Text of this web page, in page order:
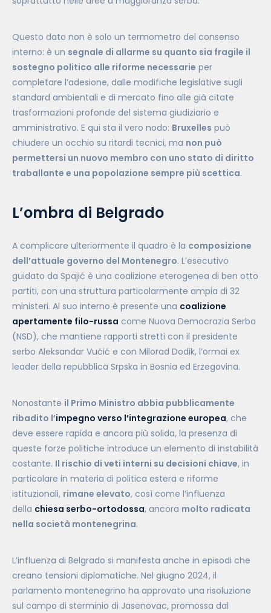
Questo dato non è solo un termometro del consenso
interno: è un segnale di allarme su quanto sia fragile il
sostegno politico alle riforme necessarie per
completare l’adesione, dalle modifiche legislative sugli
standard ambientali e di mercato fino alle già citate
trasformazioni profonde del sistema giudiziario e
amministrativo. E qui sta il vero nodo: Bruxelles può
chiudere un occhio su ritardi tecnici, ma non può
permettersi un nuovo membro con uno stato di diritto
traballante e una popolazione sempre più scettica.
L’ombra di Belgrado
A complicare ulteriormente il quadro è la composizione
dell’attuale governo del Montenegro. L’esecutivo
guidato da Spajić è una coalizione eterogenea di ben otto
partiti, con una struttura particolarmente ampia di 32
ministeri. Al suo interno è presente una coalizione
apertamente filo-russa come Nuova Democrazia Serba
(NSD), che mantiene rapporti stretti con il presidente
serbo Aleksandar Vučić e con Milorad Dodik, l’ormai ex
leader della repubblica Srpska in Bosnia ed Erzegovina.
Nonostante il Primo Ministro abbia pubblicamente
ribadito l’impegno verso l’integrazione europea, che
deve essere rapida e ancora più solida, la presenza di
queste forze politiche introduce un elemento di instabilità
costante. Il rischio di veti interni su decisioni chiave, in
particolare in materia di politica estera e riforme
istituzionali, rimane elevato, così come l’influenza
della chiesa serbo-ortodossa, ancora molto radicata
nella società montenegrina.
L’influenza di Belgrado si manifesta anche in episodi che
creano tensioni diplomatiche. Nel giugno 2024, il
parlamento montenegrino ha approvato una risoluzione
sul campo di sterminio di Jasenovac, promossa dal